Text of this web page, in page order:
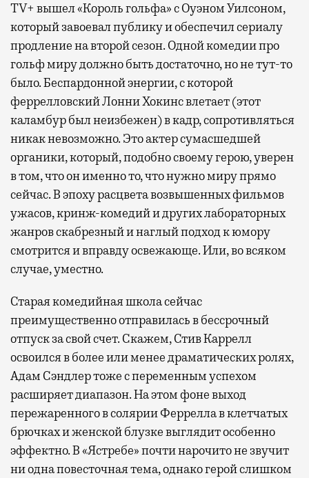
TV+ вышел «Король гольфа» с Оуэном Уилсоном,
который завоевал публику и обеспечил сериалу
продление на второй сезон. Одной комедии про
гольф миру должно быть достаточно, но не тут-то
было. Беспардонной энергии, с которой
феррелловский Лонни Хокинс влетает (этот
каламбур был неизбежен) в кадр, сопротивляться
никак невозможно. Это актер сумасшедшей
органики, который, подобно своему герою, уверен
в том, что он именно то, что нужно миру прямо
сейчас. В эпоху расцвета возвышенных фильмов
ужасов, кринж-комедий и других лабораторных
жанров скабрезный и наглый подход к юмору
смотрится и вправду освежающе. Или, во всяком
случае, уместно.
Старая комедийная школа сейчас
преимущественно отправилась в бессрочный
отпуск за свой счет. Скажем, Стив Каррелл
освоился в более или менее драматических ролях,
Адам Сэндлер тоже с переменным успехом
расширяет диапазон. На этом фоне выход
пережаренного в солярии Феррелла в клетчатых
брючках и женской блузке выглядит особенно
эффектно. В «Ястребе» почти нарочито не звучит
ни одна повесточная тема, однако герой слишком